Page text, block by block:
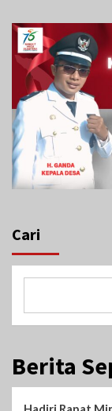
Cari
Berita